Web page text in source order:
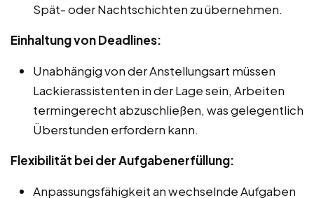
Spät- oder Nachtschichten zu übernehmen.
Einhaltung von Deadlines:
Unabhängig von der Anstellungsart müssen
Lackierassistenten in der Lage sein, Arbeiten
termingerecht abzuschließen, was gelegentlich
Überstunden erfordern kann.
Flexibilität bei der Aufgabenerfüllung:
Anpassungsfähigkeit an wechselnde Aufgaben